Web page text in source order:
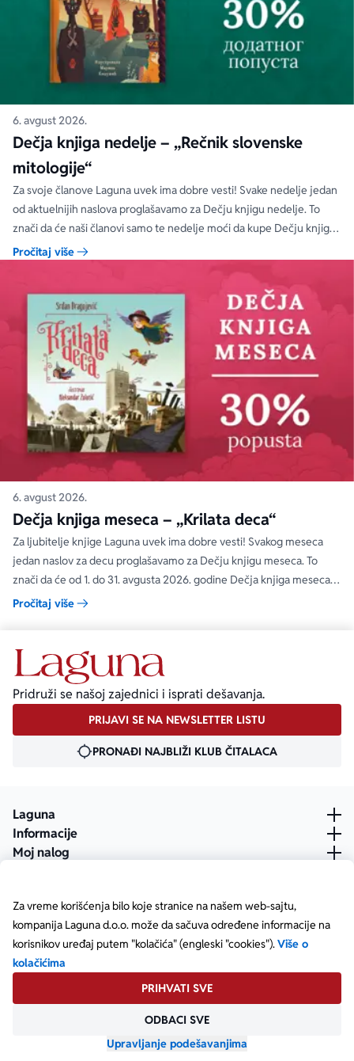
Za vreme korišćenja bilo koje stranice na našem web-sajtu,
kompanija Laguna d.o.o. može da sačuva određene informacije na
korisnikov uređaj putem "kolačića" (engleski "cookies").Više o
kolačićima
PRIHVATI SVE
ODBACI SVE
Upravljanje podešavanjima
6. avgust 2026.
Dečja knjiga nedelje – „Rečnik slovenske
mitologije“
Za svoje članove Laguna uvek ima dobre vesti! Svake nedelje jedan
od aktuelnijih naslova proglašavamo za Dečju knjigu nedelje. To
znači da će naši članovi samo te nedelje moći da kupe Dečju knjigu
nedelje sa specijalnim DODATNIM popustom od 30%.
Pročitaj više
6. avgust 2026.
Dečja knjiga meseca – „Krilata deca“
Za ljubitelje knjige Laguna uvek ima dobre vesti! Svakog meseca
jedan naslov za decu proglašavamo za Dečju knjigu meseca. To
znači da će od 1. do 31. avgusta 2026. godine Dečja knjiga meseca
moći da se kupi na specijalnom popustu od 30%. Uz ovaj popust ne
Pročitaj više
Pridruži se našoj zajednici i isprati dešavanja.
PRIJAVI SE NA NEWSLETTER LISTU
PRONAĐI NAJBLIŽI KLUB ČITALACA
Laguna
Informacije
Moj nalog
Copyright © Laguna d.o.o. Starine Novaka 23, Beograd •
Matični broj: 17414844
Posetite našu Facebook stranicu
Posetite našu X stranicu
Posetite našu Instagram stranicu
Posetite naš YouTube
Posetite našu TikTok stranicu
Posetite našu LinkedIn stranicu